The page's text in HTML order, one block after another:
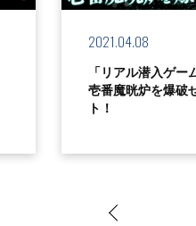
2021.04.08
「リアル潜入ゲ
壱番魔晄炉を爆破
ト！